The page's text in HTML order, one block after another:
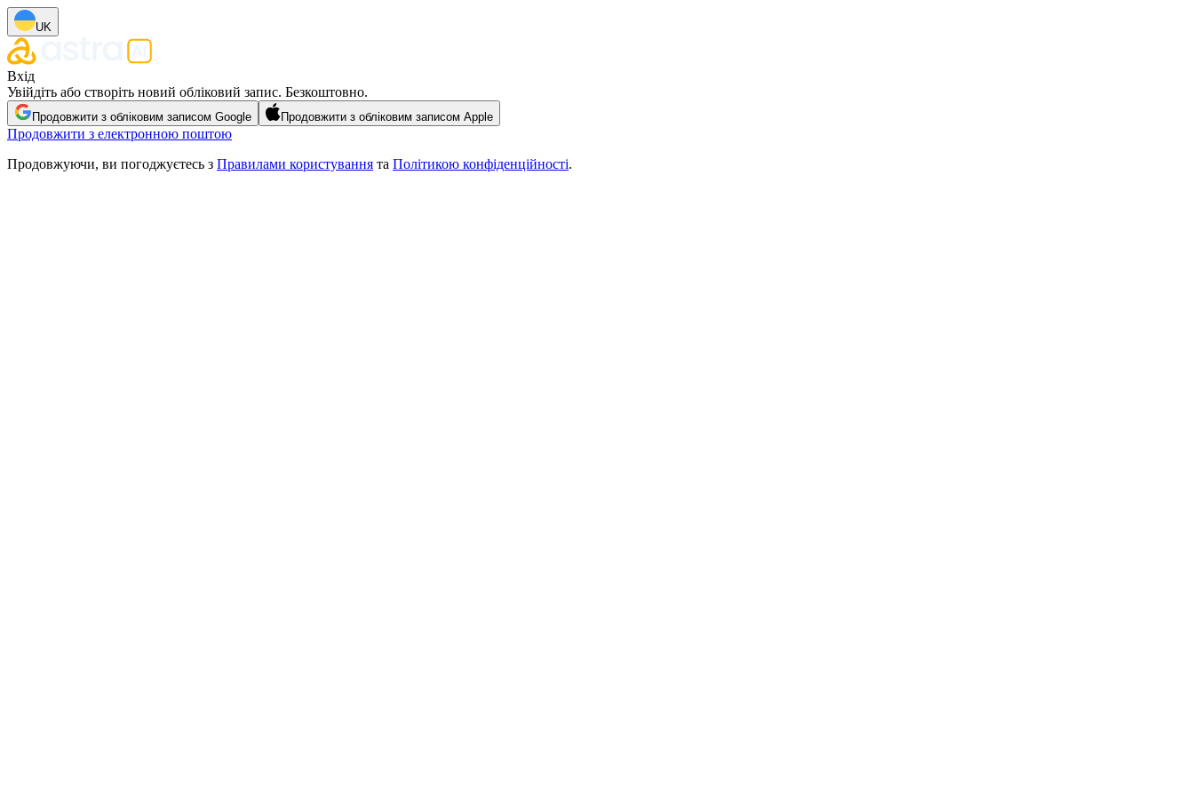
UK
Вхід
Увійдіть або створіть новий обліковий запис. Безкоштовно.
Продовжити з обліковим записом Google Продовжити з обліковим записом Apple
Продовжити з електронною поштою
Продовжуючи, ви погоджуєтесь з Правилами користування та Політикою конфіденційності.